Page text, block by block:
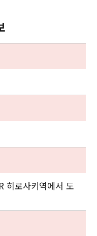
히로사키역에서 도